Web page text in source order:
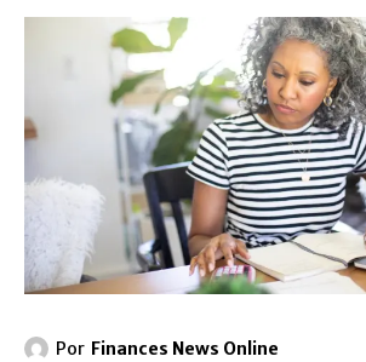
Por Finances News Online